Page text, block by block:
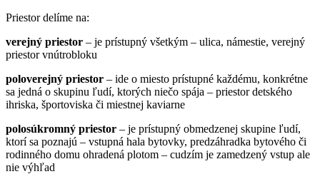
Priestor delíme na:
verejný priestor – je prístupný všetkým – ulica, námestie, verejný
priestor vnútrobloku
poloverejný priestor – ide o miesto prístupné každému, konkrétne
sa jedná o skupinu ľudí, ktorých niečo spája – priestor detského
ihriska, športoviska či miestnej kaviarne
polosúkromný priestor – je prístupný obmedzenej skupine ľudí,
ktorí sa poznajú – vstupná hala bytovky, predzáhradka bytového či
rodinného domu ohradená plotom – cudzím je zamedzený vstup ale
nie výhľad